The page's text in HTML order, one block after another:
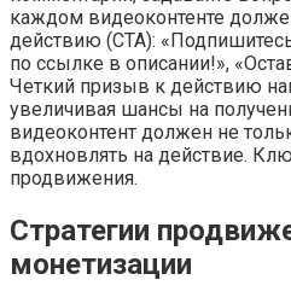
каждом видеоконтенте
действию (CTA):
по ссылке в описании!»,
Четкий призыв к действию
увеличивая шансы на
видеоконтент должен не
вдохновлять на действие.
продвижения.
Стратегии
монетизации